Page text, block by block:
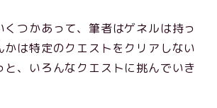
くつかあって、筆者はゲネルは持っ
かは特定のクエストをクリアしない
と、いろんなクエストに挑んでいき